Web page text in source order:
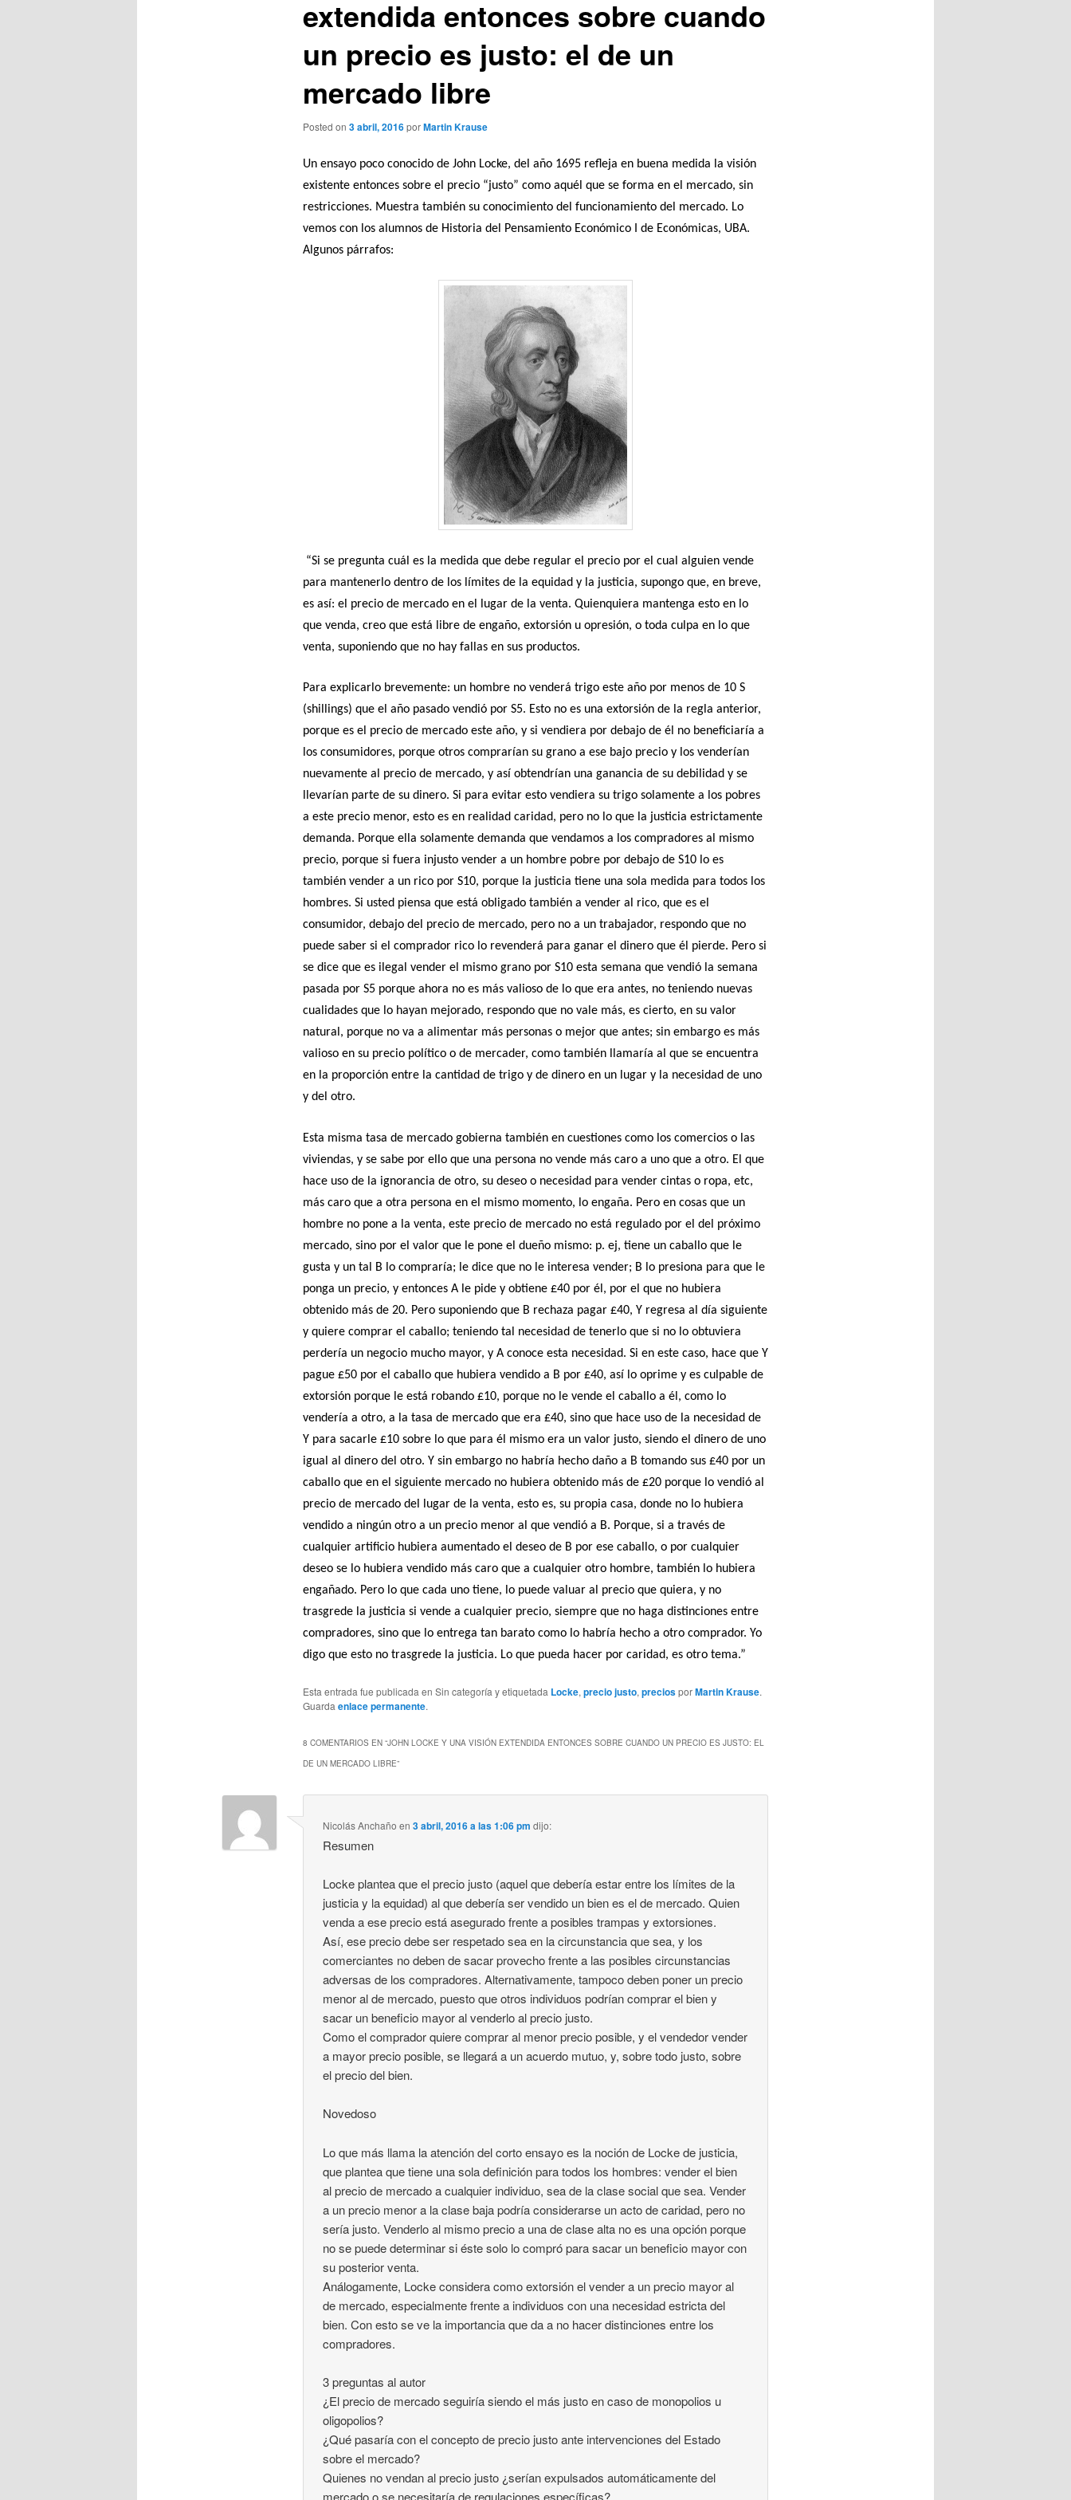
extendida entonces sobre cuando
un precio es justo: el de un
mercado libre
Posted on 3 abril, 2016porMartin Krause
Un ensayo poco conocido de John Locke, del año 1695 refleja en buena medida la visión
existente entonces sobre el precio “justo” como aquél que se forma en el mercado, sin
restricciones. Muestra también su conocimiento del funcionamiento del mercado. Lo
vemos con los alumnos de Historia del Pensamiento Económico I de Económicas, UBA.
Algunos párrafos:
“Si se pregunta cuál es la medida que debe regular el precio por el cual alguien vende
para mantenerlo dentro de los límites de la equidad y la justicia, supongo que, en breve,
es así: el precio de mercado en el lugar de la venta. Quienquiera mantenga esto en lo
que venda, creo que está libre de engaño, extorsión u opresión, o toda culpa en lo que
venta, suponiendo que no hay fallas en sus productos.
Para explicarlo brevemente: un hombre no venderá trigo este año por menos de 10 S
(shillings) que el año pasado vendió por S5. Esto no es una extorsión de la regla anterior,
porque es el precio de mercado este año, y si vendiera por debajo de él no beneficiaría a
los consumidores, porque otros comprarían su grano a ese bajo precio y los venderían
nuevamente al precio de mercado, y así obtendrían una ganancia de su debilidad y se
llevarían parte de su dinero. Si para evitar esto vendiera su trigo solamente a los pobres
a este precio menor, esto es en realidad caridad, pero no lo que la justicia estrictamente
demanda. Porque ella solamente demanda que vendamos a los compradores al mismo
precio, porque si fuera injusto vender a un hombre pobre por debajo de S10 lo es
también vender a un rico por S10, porque la justicia tiene una sola medida para todos los
hombres. Si usted piensa que está obligado también a vender al rico, que es el
consumidor, debajo del precio de mercado, pero no a un trabajador, respondo que no
puede saber si el comprador rico lo revenderá para ganar el dinero que él pierde. Pero si
se dice que es ilegal vender el mismo grano por S10 esta semana que vendió la semana
pasada por S5 porque ahora no es más valioso de lo que era antes, no teniendo nuevas
cualidades que lo hayan mejorado, respondo que no vale más, es cierto, en su valor
natural, porque no va a alimentar más personas o mejor que antes; sin embargo es más
valioso en su precio político o de mercader, como también llamaría al que se encuentra
en la proporción entre la cantidad de trigo y de dinero en un lugar y la necesidad de uno
y del otro.
Esta misma tasa de mercado gobierna también en cuestiones como los comercios o las
viviendas, y se sabe por ello que una persona no vende más caro a uno que a otro. El que
hace uso de la ignorancia de otro, su deseo o necesidad para vender cintas o ropa, etc,
más caro que a otra persona en el mismo momento, lo engaña. Pero en cosas que un
hombre no pone a la venta, este precio de mercado no está regulado por el del próximo
mercado, sino por el valor que le pone el dueño mismo: p. ej, tiene un caballo que le
gusta y un tal B lo compraría; le dice que no le interesa vender; B lo presiona para que le
ponga un precio, y entonces A le pide y obtiene £40 por él, por el que no hubiera
obtenido más de 20. Pero suponiendo que B rechaza pagar £40, Y regresa al día siguiente
y quiere comprar el caballo; teniendo tal necesidad de tenerlo que si no lo obtuviera
perdería un negocio mucho mayor, y A conoce esta necesidad. Si en este caso, hace que Y
pague £50 por el caballo que hubiera vendido a B por £40, así lo oprime y es culpable de
extorsión porque le está robando £10, porque no le vende el caballo a él, como lo
vendería a otro, a la tasa de mercado que era £40, sino que hace uso de la necesidad de
Y para sacarle £10 sobre lo que para él mismo era un valor justo, siendo el dinero de uno
igual al dinero del otro. Y sin embargo no habría hecho daño a B tomando sus £40 por un
caballo que en el siguiente mercado no hubiera obtenido más de £20 porque lo vendió al
precio de mercado del lugar de la venta, esto es, su propia casa, donde no lo hubiera
vendido a ningún otro a un precio menor al que vendió a B. Porque, si a través de
cualquier artificio hubiera aumentado el deseo de B por ese caballo, o por cualquier
deseo se lo hubiera vendido más caro que a cualquier otro hombre, también lo hubiera
engañado. Pero lo que cada uno tiene, lo puede valuar al precio que quiera, y no
trasgrede la justicia si vende a cualquier precio, siempre que no haga distinciones entre
compradores, sino que lo entrega tan barato como lo habría hecho a otro comprador. Yo
digo que esto no trasgrede la justicia. Lo que pueda hacer por caridad, es otro tema.”
Esta entrada fue publicada en Sin categoría y etiquetada Locke, precio justo, preciosporMartin Krause.
Guarda enlace permanente.
8 COMENTARIOS EN “JOHN LOCKE Y UNA VISIÓN EXTENDIDA ENTONCES SOBRE CUANDO UN PRECIO ES JUSTO: EL
DE UN MERCADO LIBRE”
Nicolás Anchaño en3 abril, 2016 a las 1:06 pm dijo:
Resumen
Locke plantea que el precio justo (aquel que debería estar entre los límites de la
justicia y la equidad) al que debería ser vendido un bien es el de mercado. Quien
venda a ese precio está asegurado frente a posibles trampas y extorsiones.
Así, ese precio debe ser respetado sea en la circunstancia que sea, y los
comerciantes no deben de sacar provecho frente a las posibles circunstancias
adversas de los compradores. Alternativamente, tampoco deben poner un precio
menor al de mercado, puesto que otros individuos podrían comprar el bien y
sacar un beneficio mayor al venderlo al precio justo.
Como el comprador quiere comprar al menor precio posible, y el vendedor vender
a mayor precio posible, se llegará a un acuerdo mutuo, y, sobre todo justo, sobre
el precio del bien.
Novedoso
Lo que más llama la atención del corto ensayo es la noción de Locke de justicia,
que plantea que tiene una sola definición para todos los hombres: vender el bien
al precio de mercado a cualquier individuo, sea de la clase social que sea. Vender
a un precio menor a la clase baja podría considerarse un acto de caridad, pero no
sería justo. Venderlo al mismo precio a una de clase alta no es una opción porque
no se puede determinar si éste solo lo compró para sacar un beneficio mayor con
su posterior venta.
Análogamente, Locke considera como extorsión el vender a un precio mayor al
de mercado, especialmente frente a individuos con una necesidad estricta del
bien. Con esto se ve la importancia que da a no hacer distinciones entre los
compradores.
3 preguntas al autor
¿El precio de mercado seguiría siendo el más justo en caso de monopolios u
oligopolios?
¿Qué pasaría con el concepto de precio justo ante intervenciones del Estado
sobre el mercado?
Quienes no vendan al precio justo ¿serían expulsados automáticamente del
mercado o se necesitaría de regulaciones específicas?